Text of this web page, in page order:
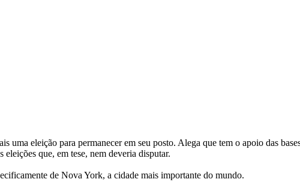
eleição para permanecer em seu posto. Alega que tem o apoio das
que, em tese, nem deveria disputar.
de Nova York, a cidade mais importante do mundo.